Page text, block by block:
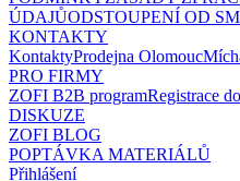
ÚDAJŮODSTOUPENÍ OD
KONTAKTY
KontaktyProdejna Olomouc
PRO FIRMY
ZOFI B2B programRegistrace
DISKUZE
ZOFI BLOG
POPTÁVKA MATERIÁLŮ
Přihlášení